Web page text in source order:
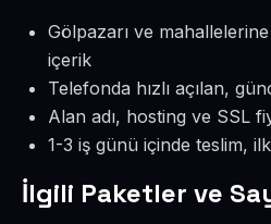
Gölpazarı ve
içerik
Telefonda hızlı açılan,
Alan adı, hosting ve SSL
1-3 iş günü içinde teslim,
İlgili Paketler ve